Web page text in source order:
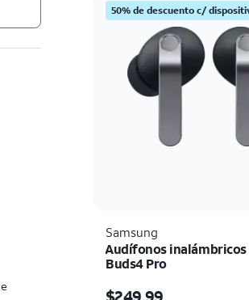
50% de descuento c/
Samsung
Audífonos inalámbricos
Buds4 Pro
$249.99